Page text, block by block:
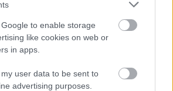
to enable storage
like cookies on web or
in apps.
user data to be sent to
advertising purposes.
Ziņot